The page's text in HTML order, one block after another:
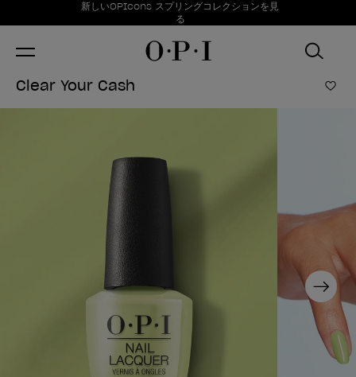
お得情報新しいOPIcons スプリングコレクションを見
る
Item 1 of 1
Clear Your Cash ほ
Next